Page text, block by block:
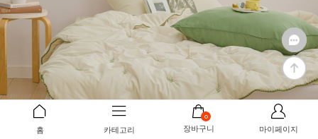
홈 카테고리
0
장바구니 마이페이지